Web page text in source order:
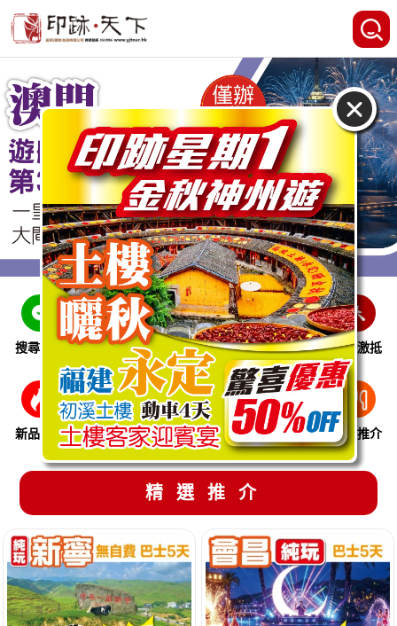
搜尋線路 跨省巴士 即時特惠 休閒娛樂 會員激抵
新品推介 季節限定 溫泉養生 買一送一 美食推介
精選推介